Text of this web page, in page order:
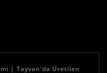
| Tayvan'da Üretilen